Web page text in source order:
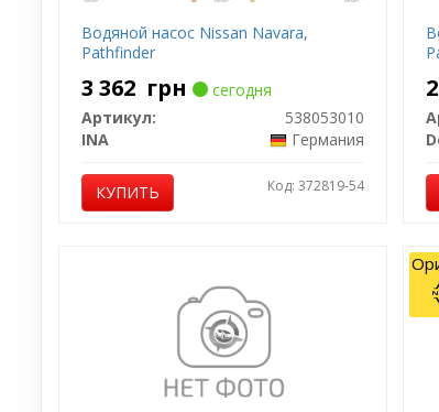
Водяной насос Nissan Navara,
Pathfinder
3 362 грн
сегодня
Артикул:
538053010
INA
Германия
КУПИТЬ Код: 372819-54